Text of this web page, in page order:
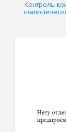
Контроль